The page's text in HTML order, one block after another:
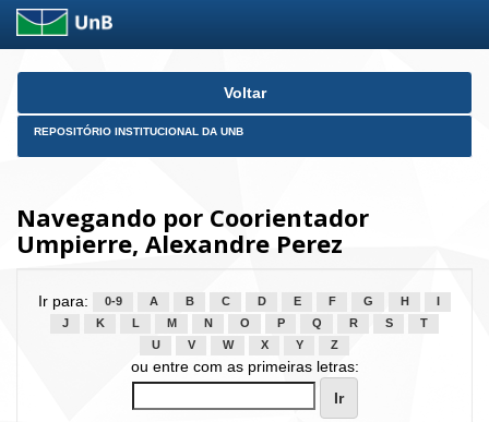
Skip
Voltar
REPOSITÓRIO INSTITUCIONAL DA UNB
Navegando por Coorientador
Umpierre, Alexandre Perez
Ir para: 0-9 A B C D E F G H
J
K L M N O P Q R S
T
U
V W X Y Z
ou entre com as primeiras letras: